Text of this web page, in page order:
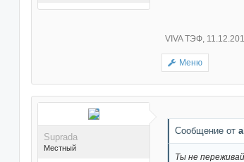
Поблагодарили 0 раз(а) в
0 сообщениях
VIVA ТЭФ,
Меню
Suprada
Местный
Сообщение от
Ты не